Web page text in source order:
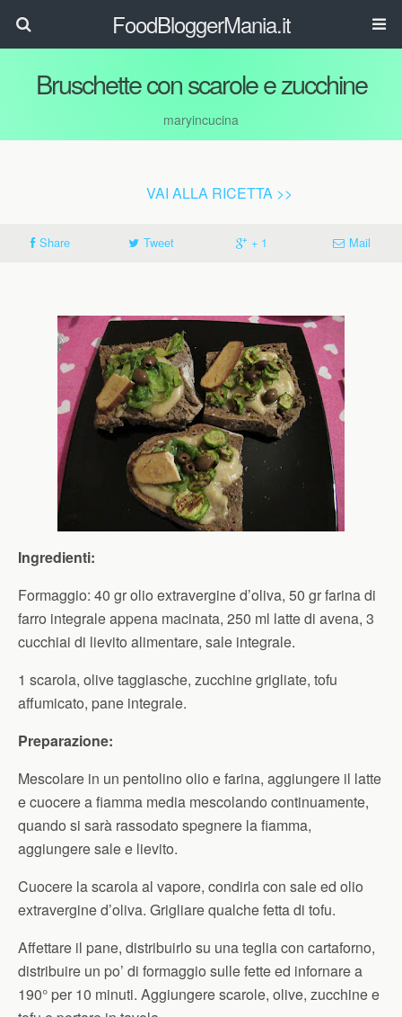
FoodBloggerMania.it
Bruschette con scarole e zucchine
maryincucina
VAI ALLA RICETTA >>
Share Tweet + 1 Mail
Ingredienti:
Formaggio: 40 gr olio extravergine d’oliva, 50 gr farina di
farro integrale appena macinata, 250 ml latte di avena, 3
cucchiai di lievito alimentare, sale integrale.
1 scarola, olive taggiasche, zucchine grigliate, tofu
affumicato, pane integrale.
Preparazione:
Mescolare in un pentolino olio e farina, aggiungere il latte
e cuocere a fiamma media mescolando continuamente,
quando si sarà rassodato spegnere la fiamma,
aggiungere sale e lievito.
Cuocere la scarola al vapore, condirla con sale ed olio
extravergine d’oliva. Grigliare qualche fetta di tofu.
Affettare il pane, distribuirlo su una teglia con cartaforno,
distribuire un po’ di formaggio sulle fette ed infornare a
190° per 10 minuti. Aggiungere scarole, olive, zucchine e